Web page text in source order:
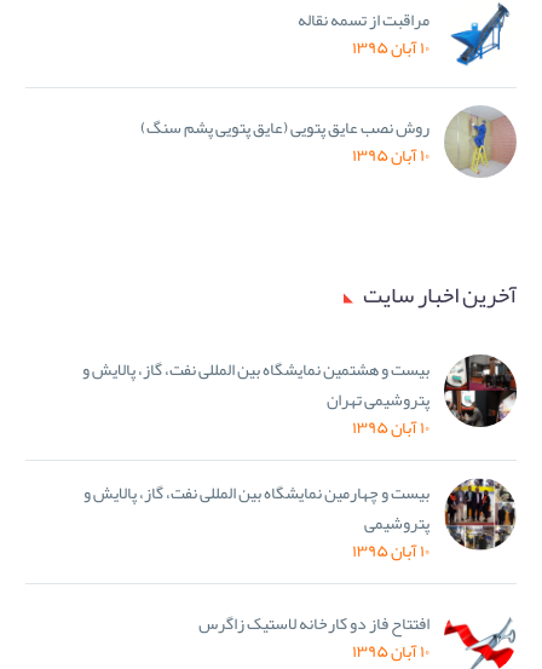
مراقبت از تسمه نقاله
۱۰ آبان ۱۳۹۵
روش نصب عایق پتویی (عایق پتویی پشم سنگ)
۱۰ آبان ۱۳۹۵
آخرین اخبار سایت
بیست و هشتمین نمایشگاه بین المللی نفت، گاز، پالایش و
پتروشیمی تهران
۱۰ آبان ۱۳۹۵
بیست و چهارمین نمایشگاه بین المللی نفت، گاز، پالایش و
پتروشیمی
۱۰ آبان ۱۳۹۵
افتتاح فاز دو کارخانه لاستیک زاگرس
۱۰ آبان ۱۳۹۵